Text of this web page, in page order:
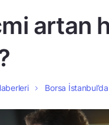
artan
Borsa